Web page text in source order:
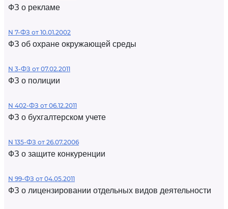
ФЗ о рекламе
N 7-ФЗ от 10.01.2002
ФЗ об охране окружающей среды
N 3-ФЗ от 07.02.2011
ФЗ о полиции
N 402-ФЗ от 06.12.2011
ФЗ о бухгалтерском учете
N 135-ФЗ от 26.07.2006
ФЗ о защите конкуренции
N 99-ФЗ от 04.05.2011
ФЗ о лицензировании отдельных видов деятельности